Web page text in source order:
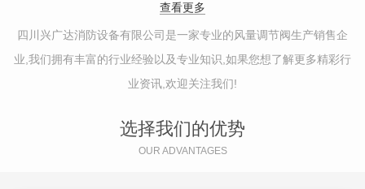
查看更多
四川兴广达消防设备有限公司是一家专业的风量调节阀生产销售企
业,我们拥有丰富的行业经验以及专业知识,如果您想了解更多精彩行
业资讯,欢迎关注我们!
选择我们的优势
OUR ADVANTAGES